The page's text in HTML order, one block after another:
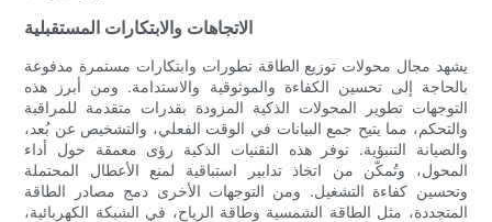
الاتجاهات والابتكارات المستقبلية
يشهد مجال محولات توزيع الطاقة تطورات وابتكارات مستمرة مدفوعة
بالحاجة إلى تحسين الكفاءة والموثوقية والاستدامة. ومن أبرز هذه
التوجهات تطوير المحولات الذكية المزودة بقدرات متقدمة للمراقبة
والتحكم، مما يتيح جمع البيانات في الوقت الفعلي، والتشخيص عن بُعد،
والصيانة التنبؤية. توفر هذه التقنيات الذكية رؤى معمقة حول أداء
المحول، وتُمكّن من اتخاذ تدابير استباقية لمنع الأعطال المحتملة
وتحسين كفاءة التشغيل. ومن التوجهات الأخرى دمج مصادر الطاقة
المتجددة، مثل الطاقة الشمسية وطاقة الرياح، في الشبكة الكهربائية،